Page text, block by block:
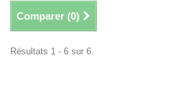
Comparer (0)
Résultats 1 - 6 sur 6.